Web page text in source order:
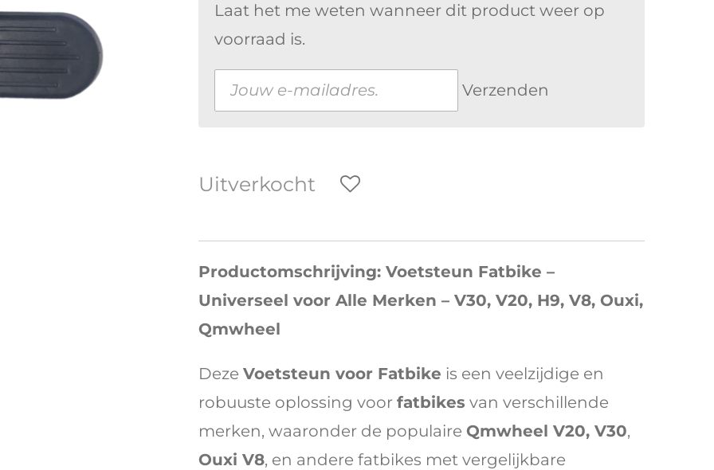
Laat het me weten wanneer dit product weer op
voorraad is.
Verzenden
Uitverkocht
Productomschrijving: Voetsteun Fatbike –
Universeel voor Alle Merken – V30, V20, H9, V8, Ouxi,
Qmwheel
Deze Voetsteun voor Fatbike is een veelzijdige en
robuuste oplossing voor fatbikes van verschillende
merken, waaronder de populaire Qmwheel V20, V30,
Ouxi V8, en andere fatbikes met vergelijkbare